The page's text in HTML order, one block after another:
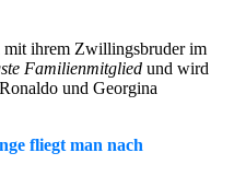
mit ihrem Zwillingsbruder im
Familienmitglied und wird
und Georgina
fliegt man nach